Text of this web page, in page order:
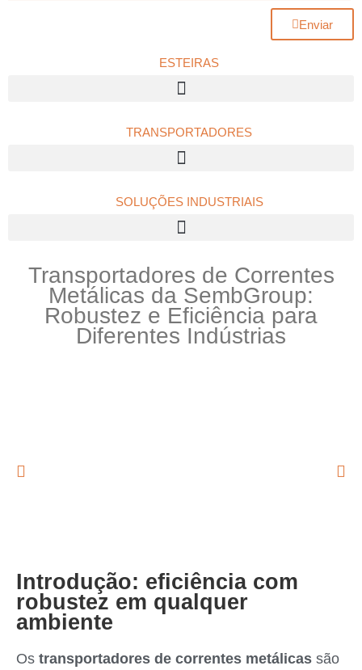
Enviar
ESTEIRAS
TRANSPORTADORES
SOLUÇÕES INDUSTRIAIS
Transportadores de Correntes
Metálicas da SembGroup:
Robustez e Eficiência para
Diferentes Indústrias
Introdução: eficiência com
robustez em qualquer
ambiente
Os transportadores de correntes metálicas são